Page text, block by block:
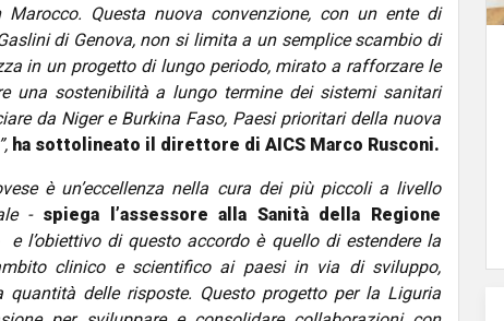
Questa nuova convenzione, con un ente di
di Genova, non si limita a un semplice scambio di
in un progetto di lungo periodo, mirato a rafforzare le
una sostenibilità a lungo termine dei sistemi sanitari
da Niger e Burkina Faso, Paesi prioritari della nuova
ha sottolineato il direttore di AICS Marco Rusconi.
è un’eccellenza nella cura dei più piccoli a livello
- spiega l’assessore alla Sanità della Regione
e l’obiettivo di questo accordo è quello di estendere la
clinico e scientifico ai paesi in via di sviluppo,
delle risposte. Questo progetto per la Liguria